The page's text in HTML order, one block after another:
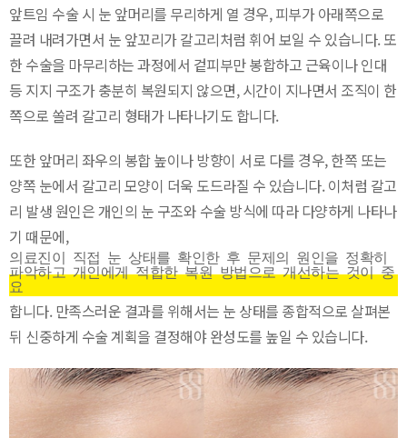
앞트임 수술 시 눈 앞머리를 무리하게 열 경우, 피부가 아래쪽으로
끌려 내려가면서 눈 앞꼬리가 갈고리처럼 휘어 보일 수 있습니다. 또
한 수술을 마무리하는 과정에서 겉피부만 봉합하고 근육이나 인대
등 지지 구조가 충분히 복원되지 않으면, 시간이 지나면서 조직이 한
쪽으로 쏠려 갈고리 형태가 나타나기도 합니다.
또한 앞머리 좌우의 봉합 높이나 방향이 서로 다를 경우, 한쪽 또는
양쪽 눈에서 갈고리 모양이 더욱 도드라질 수 있습니다. 이처럼 갈고
리 발생 원인은 개인의 눈 구조와 수술 방식에 따라 다양하게 나타나
기 때문에,
의료진이 직접 눈 상태를 확인한 후 문제의 원인을 정확히
파악하고 개인에게 적합한 복원 방법으로 개선하는 것이 중
요
합니다. 만족스러운 결과를 위해서는 눈 상태를 종합적으로 살펴본
뒤 신중하게 수술 계획을 결정해야 완성도를 높일 수 있습니다.